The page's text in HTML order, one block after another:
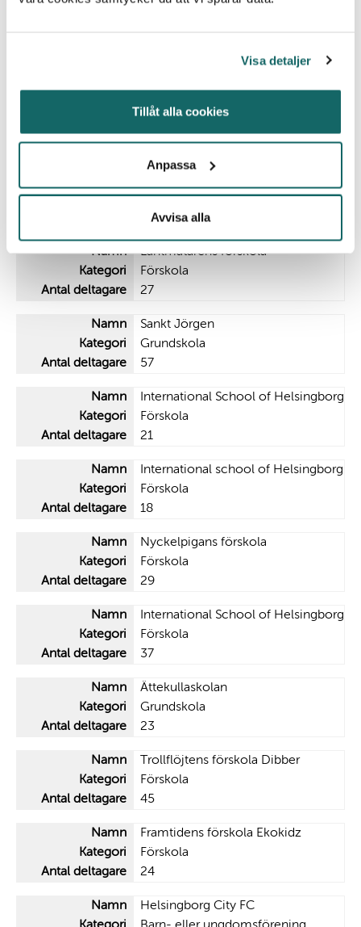
Visa detaljer
Tillåt alla cookies
Anpassa
Avvisa alla
Fleninge förskola
32
Barn- eller ungdomsförening
29
Lantmätarens förskola
Förskola
27
Sankt Jörgen
Grundskola
57
International School of Helsingborg
Förskola
21
International school of Helsingborg
Förskola
18
Nyckelpigans förskola
Förskola
29
International School of Helsingborg
Förskola
37
Ättekullaskolan
Grundskola
23
Trollflöjtens förskola Dibber
Förskola
45
Framtidens förskola Ekokidz
Förskola
24
Helsingborg City FC